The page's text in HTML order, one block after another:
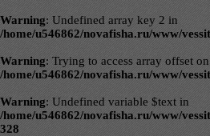
Warning: Undefined array key 2 in
/home/u546862/novafisha.ru/www/
Warning: Trying to access array offset
/home/u546862/novafisha.ru/www/
Warning: Undefined variable $text in
/home/u546862/novafisha.ru/www/
328